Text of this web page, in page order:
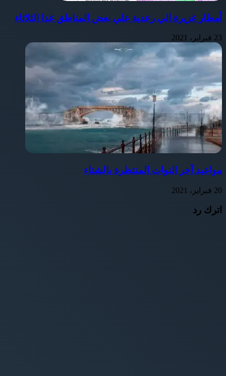
أمطار غزيرة الي رعدية علي بعض المناطق غدا الثلاثاء
23 فبراير، 2021
مواعيد آخر النوات المنتظرة بالشتاء
20 فبراير، 2021
اترك رد